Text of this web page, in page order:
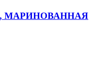
МАРИНОВАННАЯ